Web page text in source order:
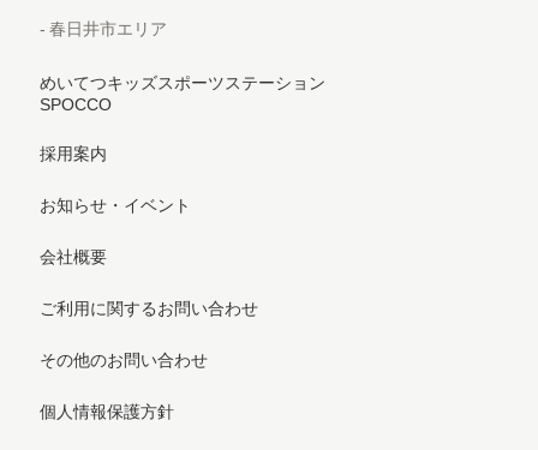
春日井市エリア
めいてつキッズスポーツステーション
SPOCCO
採用案内
お知らせ・イベント
会社概要
ご利用に関するお問い合わせ
その他のお問い合わせ
個人情報保護方針